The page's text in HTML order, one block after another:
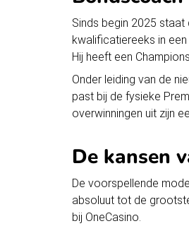
Sinds begin 2025 staat
kwalificatiereeks in
Hij heeft een
Onder leiding van de
past bij de fysieke
overwinningen uit zijn
De kansen
De voorspellende
absoluut tot de
bij OneCasino.